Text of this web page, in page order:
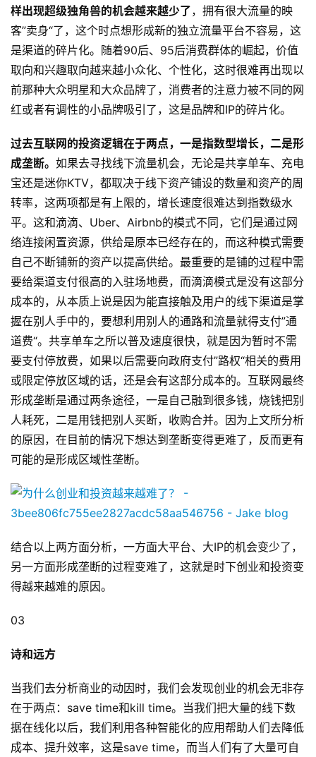
样出现超级独角兽的机会越来越少了，拥有很大流量的映
客”卖身“了，这个时点想形成新的独立流量平台不容易，这
是渠道的碎片化。随着90后、95后消费群体的崛起，价值
取向和兴趣取向越来越小众化、个性化，这时很难再出现以
前那种大众明星和大众品牌了，消费者的注意力被不同的网
红或者有调性的小品牌吸引了，这是品牌和IP的碎片化。
过去互联网的投资逻辑在于两点，一是指数型增长，二是形
成垄断。 如果去寻找线下流量机会，无论是共享单车、充电
宝还是迷你KTV，都取决于线下资产铺设的数量和资产的周
转率，这两项都是有上限的，增长速度很难达到指数级水
平。这和滴滴、Uber、Airbnb的模式不同，它们是通过网
络连接闲置资源，供给是原本已经存在的，而这种模式需要
自己不断铺新的资产以提高供给。最重要的是铺的过程中需
要给渠道支付很高的入驻场地费，而滴滴模式是没有这部分
成本的，从本质上说是因为能直接触及用户的线下渠道是掌
握在别人手中的，要想利用别人的通路和流量就得支付”通
道费“。共享单车之所以普及速度很快，就是因为暂时不需
要支付停放费，如果以后需要向政府支付”路权“相关的费用
或限定停放区域的话，还是会有这部分成本的。互联网最终
形成垄断是通过两条途径，一是自己融到很多钱，烧钱把别
人耗死，二是用钱把别人买断，收购合并。因为上文所分析
的原因，在目前的情况下想达到垄断变得更难了，反而更有
可能的是形成区域性垄断。
结合以上两方面分析，一方面大平台、大IP的机会变少了，
另一方面形成垄断的过程变难了，这就是时下创业和投资变
得越来越难的原因。
03
诗和远方
当我们去分析商业的动因时，我们会发现创业的机会无非存
在于两点：save time和kill time。当我们把大量的线下数
据在线化以后，我们利用各种智能化的应用帮助人们去降低
成本、提升效率，这是save time，而当人们有了大量可自